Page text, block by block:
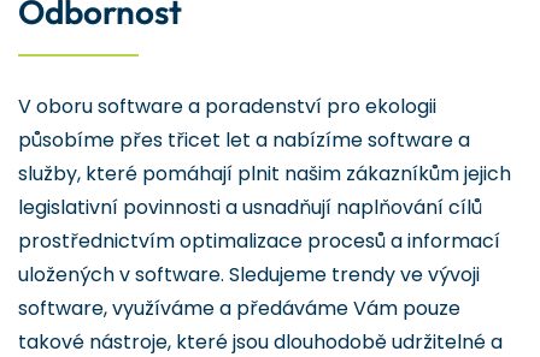
Odbornost
V oboru software a poradenství pro ekologii
působíme přes třicet let a nabízíme software a
služby, které pomáhají plnit našim zákazníkům jejich
legislativní povinnosti a usnadňují naplňování cílů
prostřednictvím optimalizace procesů a informací
uložených v software. Sledujeme trendy ve vývoji
software, využíváme a předáváme Vám pouze
takové nástroje, které jsou dlouhodobě udržitelné a